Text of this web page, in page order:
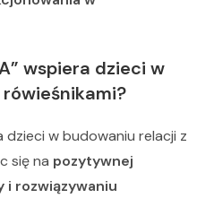
wspiera dzieci w
dzieci w budowaniu relacji z
się na pozytywnej
i rozwiązywaniu